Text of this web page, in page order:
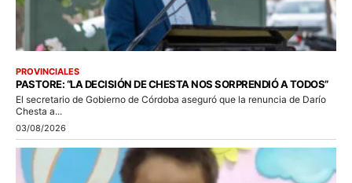
PROVINCIALES
PASTORE: “LA DECISIÓN DE CHESTA NOS SORPRENDIÓ A TODOS”
El secretario de Gobierno de Córdoba aseguró que la renuncia de Darío
Chesta a...
03/08/2026